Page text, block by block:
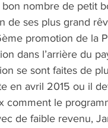
bon nombre de
de ses plus grand
promotion de la
dans l’arrière du
se sont faites de
en avril 2015 ou il
comment le
de faible revenu,